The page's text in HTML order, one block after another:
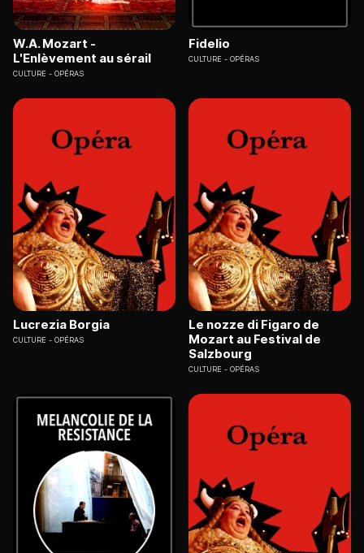
W.A. Mozart -
L'Enlèvement au sérail
CULTURE OPÉRAS
Fidelio
CULTURE OPÉRAS
Lucrezia Borgia
CULTURE OPÉRAS
Le nozze di Figaro de
Mozart au Festival de
Salzbourg
CULTURE OPÉRAS